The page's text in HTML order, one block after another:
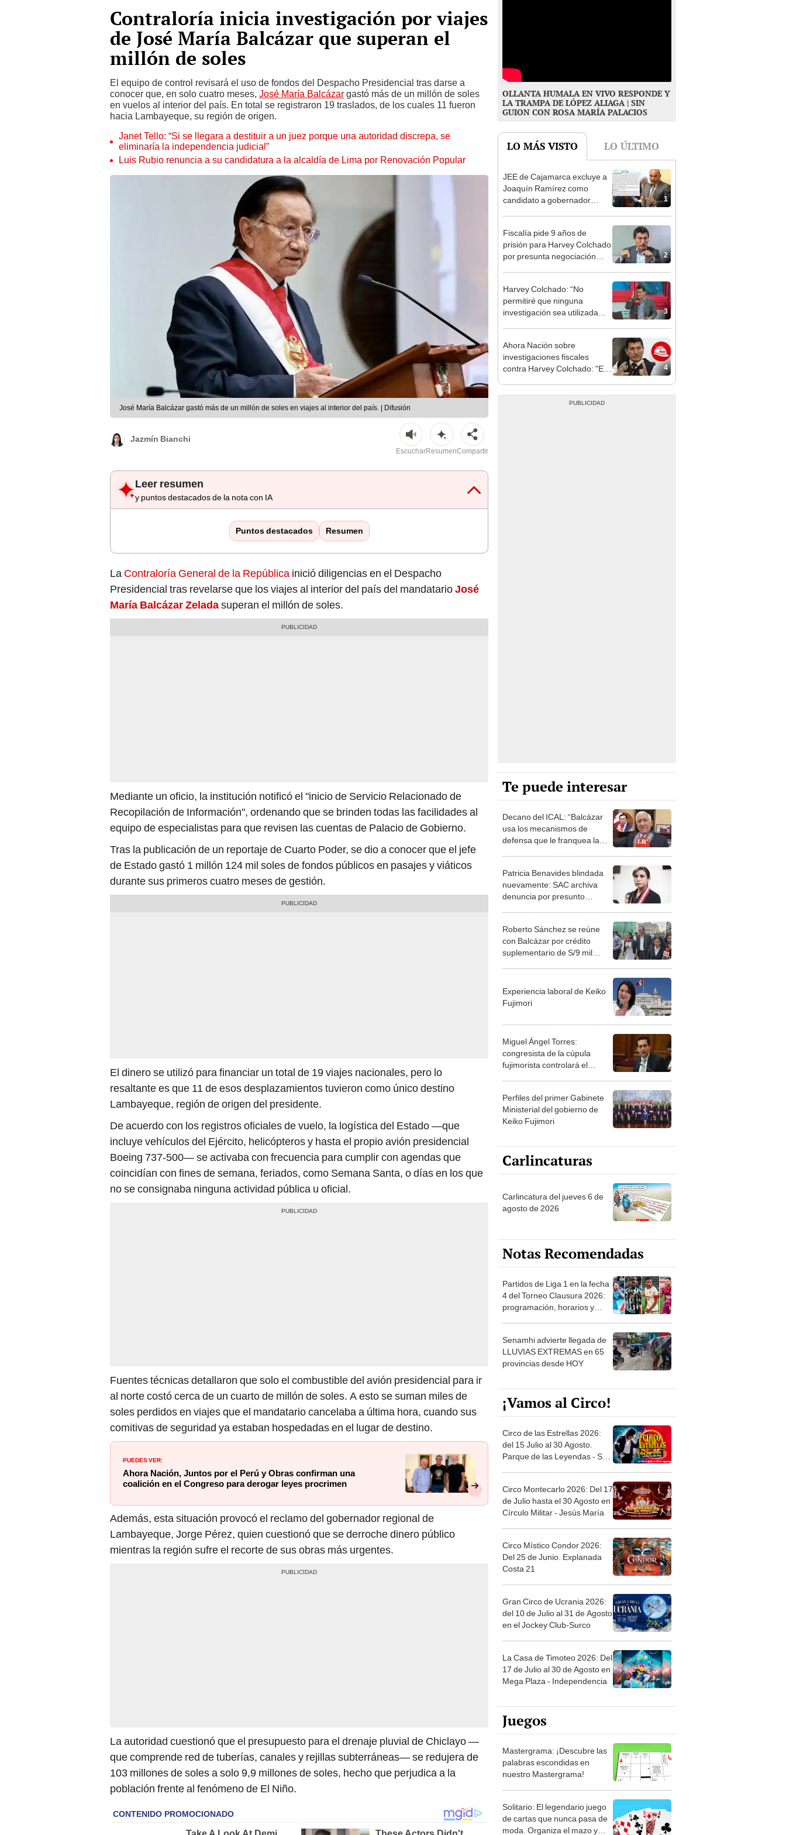
Contraloría inicia investigación por viajes
de José María Balcázar que superan el
millón de soles
El equipo de control revisará el uso de fondos del Despacho Presidencial tras darse a
conocer que, en solo cuatro meses, José María Balcázar gastó más de un millón de soles
en vuelos al interior del país. En total se registraron 19 traslados, de los cuales 11 fueron
hacia Lambayeque, su región de origen.
Janet Tello: “Si se llegara a destituir a un juez porque una autoridad discrepa, se
eliminaría la independencia judicial”
Luis Rubio renuncia a su candidatura a la alcaldía de Lima por Renovación Popular
José María Balcázar gastó más de un millón de soles en viajes al interior del país. | Difusión
Jazmín Bianchi
EscucharResumenCompartir
Leer resumen
y puntos destacados de la nota con IA
Puntos destacados Resumen
La Contraloría General de la República inició diligencias en el Despacho
Presidencial tras revelarse que los viajes al interior del país del mandatarioJosé
María Balcázar Zeladasuperan el millón de soles.
Mediante un oficio, la institución notificó el "inicio de Servicio Relacionado de
Recopilación de Información", ordenando que se brinden todas las facilidades al
equipo de especialistas para que revisen las cuentas de Palacio de Gobierno.
Tras la publicación de un reportaje de Cuarto Poder, se dio a conocer que el jefe
de Estado gastó 1 millón 124 mil soles de fondos públicos en pasajes y viáticos
durante sus primeros cuatro meses de gestión.
El dinero se utilizó para financiar un total de 19 viajes nacionales, pero lo
resaltante es que 11 de esos desplazamientos tuvieron como único destino
Lambayeque, región de origen del presidente.
De acuerdo con los registros oficiales de vuelo, la logística del Estado —que
incluye vehículos del Ejército, helicópteros y hasta el propio avión presidencial
Boeing 737-500— se activaba con frecuencia para cumplir con agendas que
coincidían con fines de semana, feriados, como Semana Santa, o días en los que
no se consignaba ninguna actividad pública u oficial.
Fuentes técnicas detallaron que solo el combustible del avión presidencial para ir
al norte costó cerca de un cuarto de millón de soles. A esto se suman miles de
soles perdidos en viajes que el mandatario cancelaba a última hora, cuando sus
comitivas de seguridad ya estaban hospedadas en el lugar de destino.
PUEDES VER:
Ahora Nación, Juntos por el Perú y Obras confirman una
coalición en el Congreso para derogar leyes procrimen
Además, esta situación provocó el reclamo del gobernador regional de
Lambayeque, Jorge Pérez, quien cuestionó que se derroche dinero público
mientras la región sufre el recorte de sus obras más urgentes.
La autoridad cuestionó que el presupuesto para el drenaje pluvial de Chiclayo —
que comprende red de tuberías, canales y rejillas subterráneas— se redujera de
103 millones de soles a solo 9,9 millones de soles, hecho que perjudica a la
población frente al fenómeno de El Niño.
OLLANTA HUMALA EN VIVO RESPONDE Y
LA TRAMPA DE LÓPEZ ALIAGA | SIN
GUION CON ROSA MARÍA PALACIOS
LO MÁS VISTO LO ÚLTIMO
1
JEE de Cajamarca excluye a
Joaquín Ramírez como
candidato a gobernador
2
Fiscalía pide 9 años de
prisión para Harvey Colchado
por presunta negociación
3
Harvey Colchado: “No
permitiré que ninguna
investigación sea utilizada
4
Ahora Nación sobre
investigaciones fiscales
contra Harvey Colchado: "El
Te puede interesar
Decano del ICAL: “Balcázar
usa los mecanismos de
defensa que le franquea la
Patricia Benavides blindada
nuevamente: SAC archiva
denuncia por presunto
Roberto Sánchez se reúne
con Balcázar por crédito
suplementario de S/9 mil
Experiencia laboral de Keiko
Fujimori
Miguel Ángel Torres:
congresista de la cúpula
fujimorista controlará el
Perfiles del primer Gabinete
Ministerial del gobierno de
Keiko Fujimori
Carlincaturas
Carlincatura del jueves 6 de
agosto de 2026
Notas Recomendadas
Partidos de Liga 1 en la fecha
4 del Torneo Clausura 2026:
programación, horarios y
Senamhi advierte llegada de
LLUVIAS EXTREMAS en 65
provincias desde HOY
¡Vamos al Circo!
Circo de las Estrellas 2026:
del 15 Julio al 30 Agosto.
Parque de las Leyendas - San
Circo Montecarlo 2026: Del 17
de Julio hasta el 30 Agosto en
Círculo Militar - Jesús María
Circo Místico Condor 2026:
Del 25 de Junio. Explanada
Costa 21
Gran Circo de Ucrania 2026:
del 10 de Julio al 31 de Agosto
en el Jockey Club-Surco
La Casa de Timoteo 2026: Del
17 de Julio al 30 de Agosto en
Mega Plaza - Independencia
Juegos
Mastergrama: ¡Descubre las
palabras escondidas en
nuestro Mastergrama!
Solitario: El legendario juego
de cartas que nunca pasa de
moda. Organiza el mazo y